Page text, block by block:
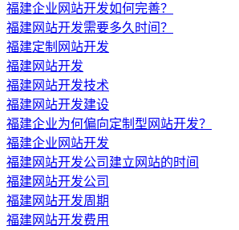
福建企业网站开发如何完善？
福建网站开发需要多久时间？
福建定制网站开发
福建网站开发
福建网站开发技术
福建网站开发建设
福建企业为何偏向定制型网站开发？
福建企业网站开发
福建网站开发公司建立网站的时间
福建网站开发公司
福建网站开发周期
福建网站开发费用